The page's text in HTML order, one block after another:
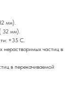
мм).
32 мм).
+35 С.
нерастворимых частиц в
в перекачиваемой